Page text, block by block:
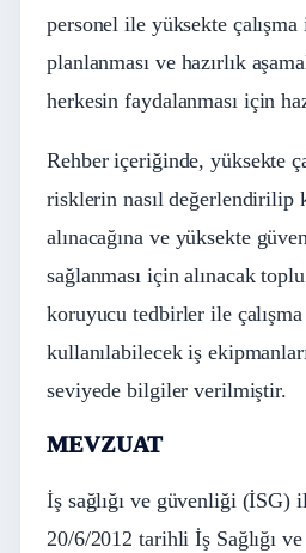
personel ile yüksekte
planlanması ve hazırlık
herkesin faydalanması için
Rehber içeriğinde, yüksekte
risklerin nasıl değerlendirilip
alınacağına ve yüksekte
sağlanması için alınacak
koruyucu tedbirler ile
kullanılabilecek iş
seviyede bilgiler verilmiştir.
MEVZUAT
İş sağlığı ve güvenliği (İSG)
20/6/2012 tarihli İş Sağlığı